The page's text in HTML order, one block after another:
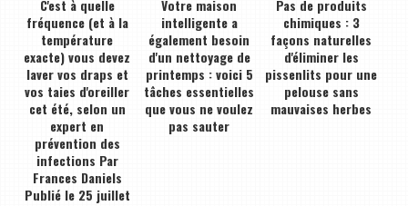
C'est à quelle
fréquence (et à la
température
exacte) vous devez
laver vos draps et
vos taies d'oreiller
cet été, selon un
expert en
prévention des
infections Par
Frances Daniels
Publié le 25 juillet
Votre maison
intelligente a
également besoin
d'un nettoyage de
printemps : voici 5
tâches essentielles
que vous ne voulez
pas sauter
Pas de produits
chimiques : 3
façons naturelles
d'éliminer les
pissenlits pour une
pelouse sans
mauvaises herbes